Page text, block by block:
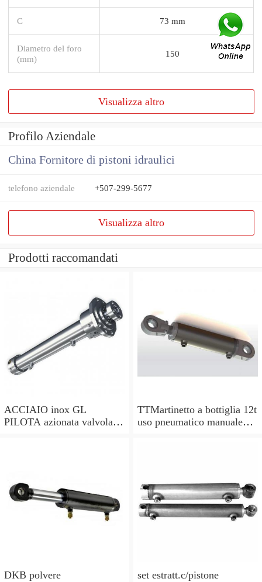
C 73 mm
Diametro del foro
(mm)
150
Visualizza altro
Profilo Aziendale
China Fornitore di pistoni idraulici
telefono aziendale +507-299-5677
Visualizza altro
Prodotti raccomandati
ACCIAIO inox GL
PILOTA azionata valvola di
TTMartinetto a bottiglia 12t
uso pneumatico manuale
DKB polvere
set estratt.c/pistone